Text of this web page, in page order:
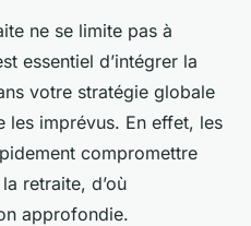
ne se limite pas à
essentiel d’intégrer la
votre stratégie globale
les imprévus. En effet, les
compromettre
retraite, d’où
approfondie.